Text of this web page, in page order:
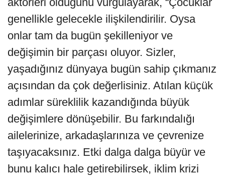
genellikle gelecekle ilişkilendirilir. Oysa
onlar tam da bugün şekilleniyor ve
değişimin bir parçası oluyor. Sizler,
yaşadığınız dünyaya bugün sahip çıkmanız
açısından da çok değerlisiniz. Atılan küçük
adımlar süreklilik kazandığında büyük
değişimlere dönüşebilir. Bu farkındalığı
ailelerinize, arkadaşlarınıza ve çevrenize
taşıyacaksınız. Etki dalga dalga büyür ve
bunu kalıcı hale getirebilirsek, iklim krizi